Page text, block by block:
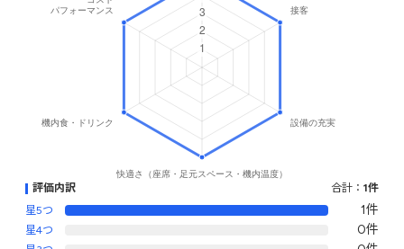
評価内訳 合計： 1件
星5つ
1件
星4つ 0件